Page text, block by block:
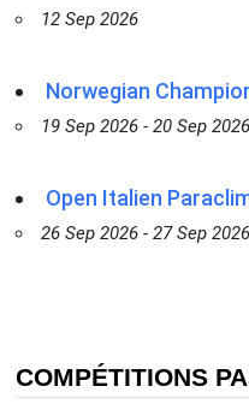
12 Sep 2026
Norwegian
19 Sep 2026 - 20 Sep 2026
Open Italien
26 Sep 2026 - 27 Sep 2026
COMPÉTITIONS